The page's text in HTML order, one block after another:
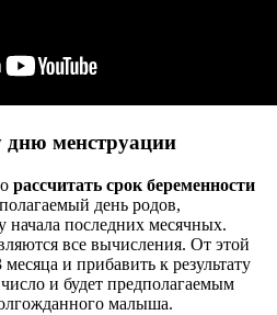
дню менструации
рассчитать срок беременности
день родов,
начала последних месячных.
все вычисления. От этой
и прибавить к результату
и будет предполагаемым
малыша.